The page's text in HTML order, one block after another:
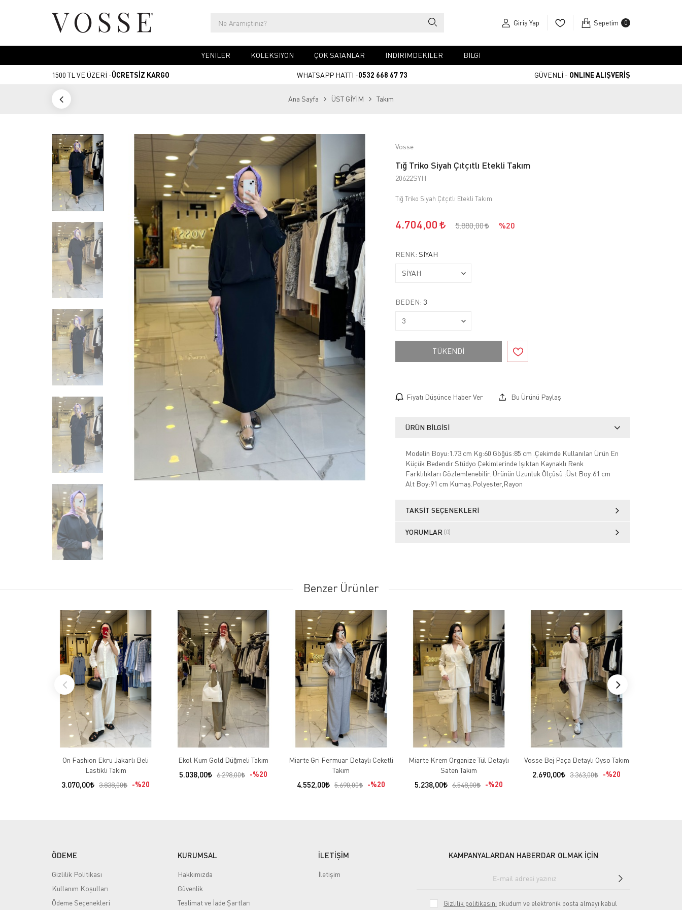
Giriş Yap Sepetim 0
YENİLER KOLEKSİYON ÇOK SATANLAR İNDİRİMDEKİLER BİLGİ
1500 TL VE ÜZERİ -ÜCRETSİZ KARGO WHATSAPP HATTI -0532 668 67 73 GÜVENLİ - ONLINE ALIŞVERİŞ
Ana Sayfa ÜST GİYİM Takım
Vosse
Tığ Triko Siyah Çıtçıtlı Etekli Takım
20622SYH
Tığ Triko Siyah Çıtçıtlı Etekli Takım
4.704,00 5.880,00 %20
RENK: SİYAH
BEDEN: 3
TÜKENDİ
Fiyatı Düşünce Haber Ver Bu Ürünü Paylaş
ÜRÜN BILGISI
Modelin Boyu:1.73 cm Kg:60 Göğüs:85 cm .Çekimde Kullanılan Ürün En
Küçük Bedendir.Stüdyo Çekimlerinde Işıktan Kaynaklı Renk
Farklılıkları Gözlemlenebilir. Ürünün Uzunluk Ölçüsü :Üst Boy:61 cm
Alt Boy:91 cm Kumaş.Polyester,Rayon
TAKSIT SEÇENEKLERI
YORUMLAR (0)
Benzer Ürünler
On Fashıon Ekru Jakarlı Beli
Lastikli Takım
3.070,00 3.838,00 %20
Ekol Kum Gold Düğmeli Takım
5.038,00 6.298,00 %20
Miarte Gri Fermuar Detaylı Ceketli
Takım
4.552,00 5.690,00 %20
Miarte Krem Organize Tül Detaylı
Saten Takım
5.238,00 6.548,00 %20
Vosse Bej Paça Detaylı Oyso Takım
2.690,00 3.363,00 %20
ÖDEME
Gizlilik Politikası
Kullanım Koşulları
Ödeme Seçenekleri
KURUMSAL
Hakkımızda
Güvenlik
Teslimat ve İade Şartları
İLETİŞİM
İletişim
KAMPANYALARDAN HABERDAR OLMAK İÇİN
Gizlilik politikasını okudum ve elektronik posta almayı kabul